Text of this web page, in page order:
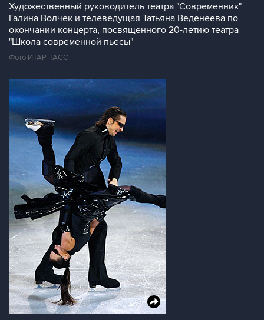
Художественный руководитель театра "Современник"
Галина Волчек и телеведущая Татьяна Веденеева по
окончании концерта, посвященного 20-летию театра
"Школа современной пьесы"
Фото ИТАР-ТАСС